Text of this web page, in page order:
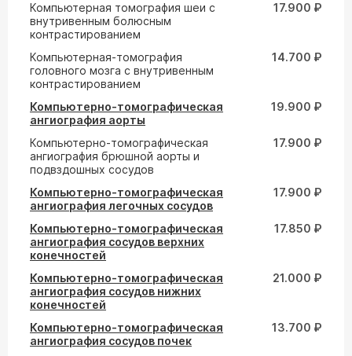
Компьютерная томография шеи с
внутривенным болюсным
контрастированием
17.900 ₽
Компьютерная-томография
головного мозга с внутривенным
контрастированием
14.700 ₽
Компьютерно-томографическая
ангиография аорты
19.900 ₽
Компьютерно-томографическая
ангиография брюшной аорты и
подвздошных сосудов
17.900 ₽
Компьютерно-томографическая
ангиография легочных сосудов
17.900 ₽
Компьютерно-томографическая
ангиография сосудов верхних
конечностей
17.850 ₽
Компьютерно-томографическая
ангиография сосудов нижних
конечностей
21.000 ₽
Компьютерно-томографическая
ангиография сосудов почек
13.700 ₽